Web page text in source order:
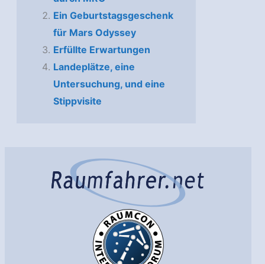
Ein Geburtstagsgeschenk
für Mars Odyssey
Erfüllte Erwartungen
Landeplätze, eine
Untersuchung, und eine
Stippvisite